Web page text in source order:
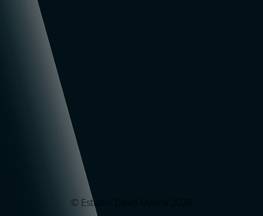
© Estudio David Molina 2026